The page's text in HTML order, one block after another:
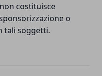
costituisce
o
tali soggetti.